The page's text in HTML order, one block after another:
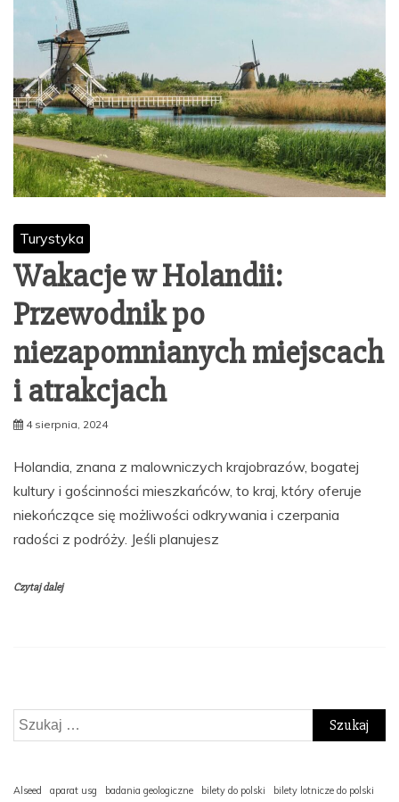
Turystyka
Wakacje w Holandii:
Przewodnik po
niezapomnianych miejscach
i atrakcjach
4 sierpnia, 2024
Holandia, znana z malowniczych krajobrazów, bogatej
kultury i gościnności mieszkańców, to kraj, który oferuje
niekończące się możliwości odkrywania i czerpania
radości z podróży. Jeśli planujesz
Czytaj dalej
Szukaj:
Alseed aparat usg badania geologiczne bilety do polski
bilety lotnicze do polski